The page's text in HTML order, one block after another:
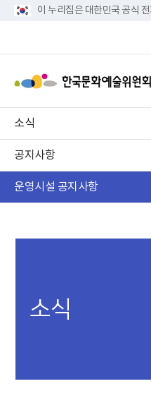
이 누리집은 대한민국 공식
소식
공지사항
운영시설 공지사항
소식